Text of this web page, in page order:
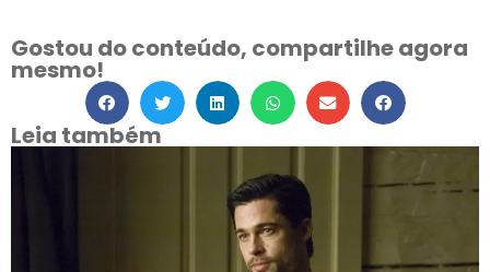
Gostou do conteúdo, compartilhe agora
mesmo!
Leia também